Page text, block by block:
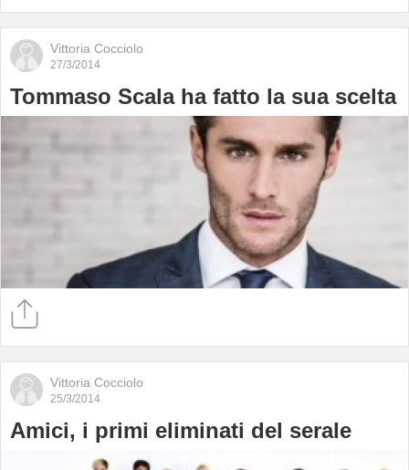
Vittoria Cocciolo
27/3/2014
Tommaso Scala ha fatto la sua scelta
Vittoria Cocciolo
25/3/2014
Amici, i primi eliminati del serale